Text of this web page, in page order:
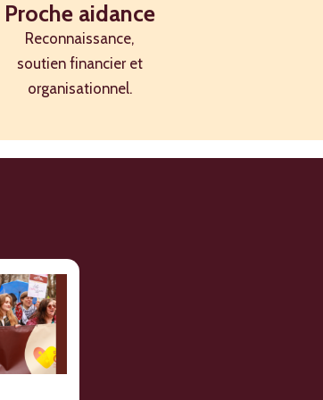
Proche aidance
Reconnaissance,
soutien financier et
organisationnel.